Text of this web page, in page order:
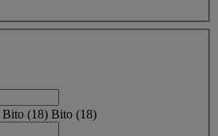
Bito (18) Bito (18)